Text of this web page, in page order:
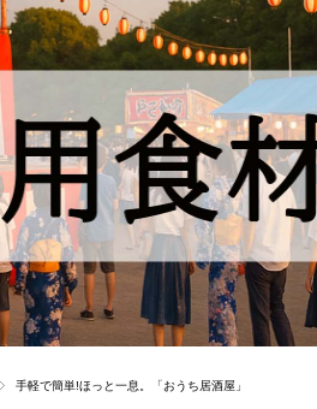
手軽で簡単!ほっと一息。「おうち居酒屋」